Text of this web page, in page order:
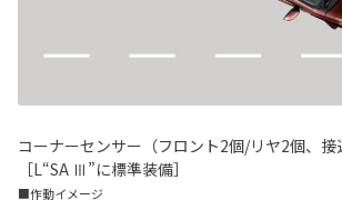
コーナーセンサー（フロント2個/リヤ2個、接
［L“SA Ⅲ”に標準装備］
■作動イメージ